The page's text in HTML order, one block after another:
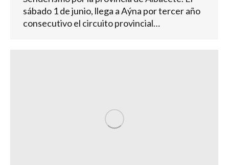
sábado 1 de junio, llega a Aýna por tercer año
consecutivo el circuito provincial…